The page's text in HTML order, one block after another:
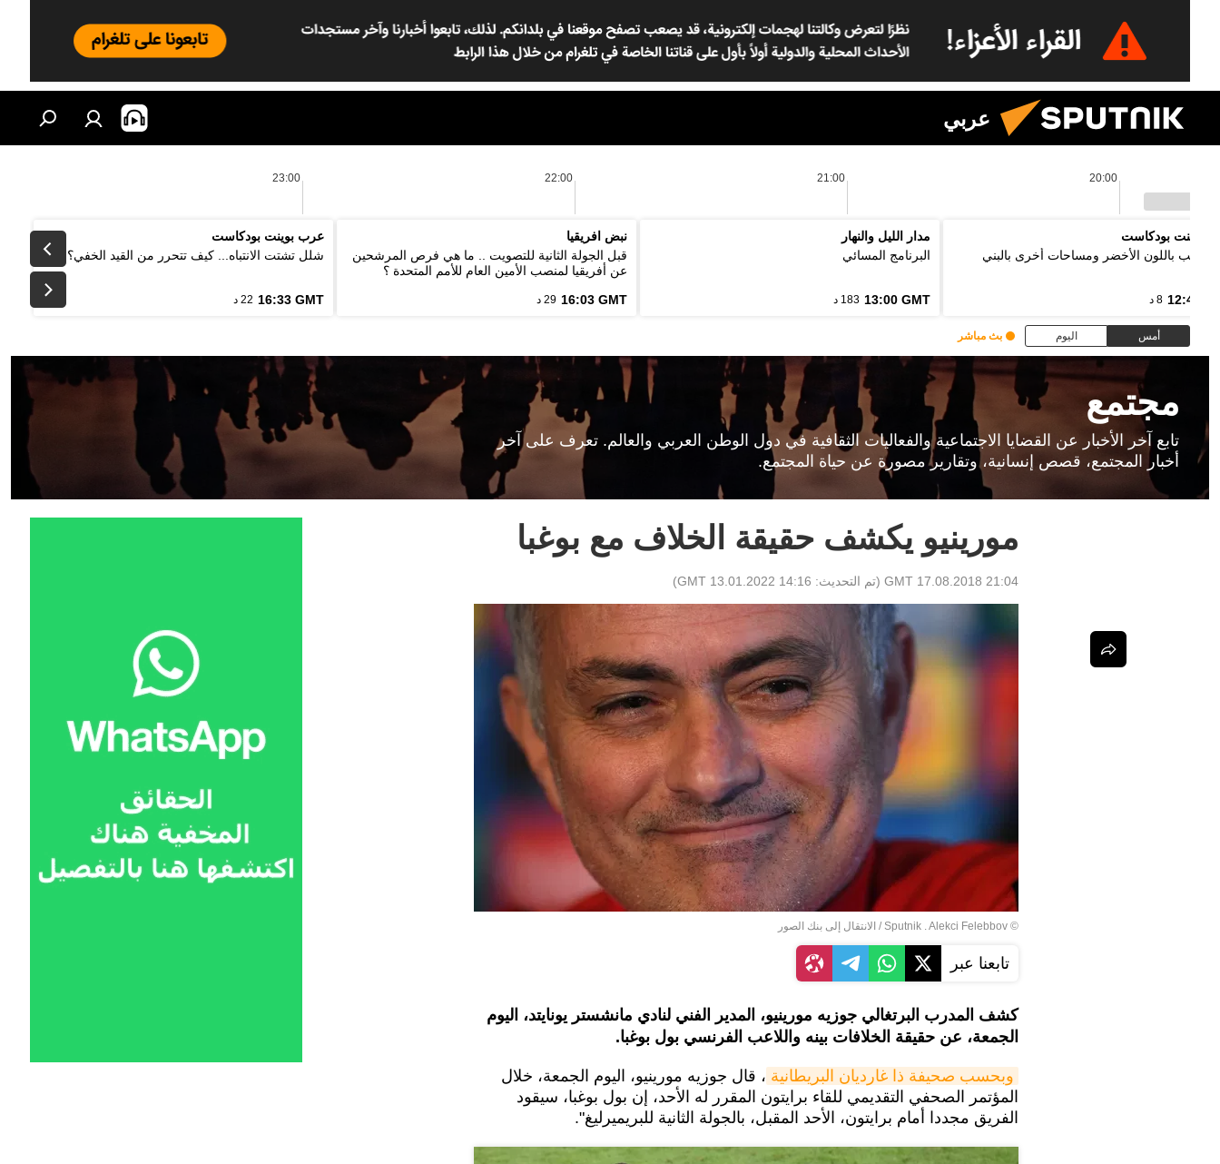
عربي
20:00
21:00
22:00
23:00
بوينت بودكاست
الألب باللون الأخضر ومساحات أخرى بالبني
12:48 8 د
مدار الليل والنهار
البرنامج المسائي
13:00 GMT 183 د
نبض افريقيا
قبل الجولة الثانية للتصويت .. ما هي فرص المرشحين
عن أفريقيا لمنصب الأمين العام للأمم المتحدة ؟
16:03 GMT 29 د
عرب بوينت بودكاست
شلل تشتت الانتباه... كيف تتحرر من القيد الخفي؟
16:33 GMT 22 د
أمس اليوم بث مباشر
مجتمع
تابع آخر الأخبار عن القضايا الاجتماعية والفعاليات الثقافية في دول الوطن العربي والعالم. تعرف على آخر
أخبار المجتمع، قصص إنسانية، وتقارير مصورة عن حياة المجتمع.
مورينيو يكشف حقيقة الخلاف مع بوغبا
21:04 GMT 17.08.2018 (تم التحديث: 14:16 GMT 13.01.2022
)
© Sputnik . Alekci Felebbov
/ الانتقال إلى بنك الصور
تابعنا عبر
كشف المدرب البرتغالي جوزيه مورينيو، المدير الفني لنادي مانشستر يونايتد، اليوم
الجمعة، عن حقيقة الخلافات بينه واللاعب الفرنسي بول بوغبا.
وبحسب صحيفة ذا غارديان البريطانية ، قال جوزيه مورينيو، اليوم الجمعة، خلال
المؤتمر الصحفي التقديمي للقاء برايتون المقرر له الأحد، إن بول بوغبا، سيقود
الفريق مجددا أمام برايتون، الأحد المقبل، بالجولة الثانية للبريميرليغ".